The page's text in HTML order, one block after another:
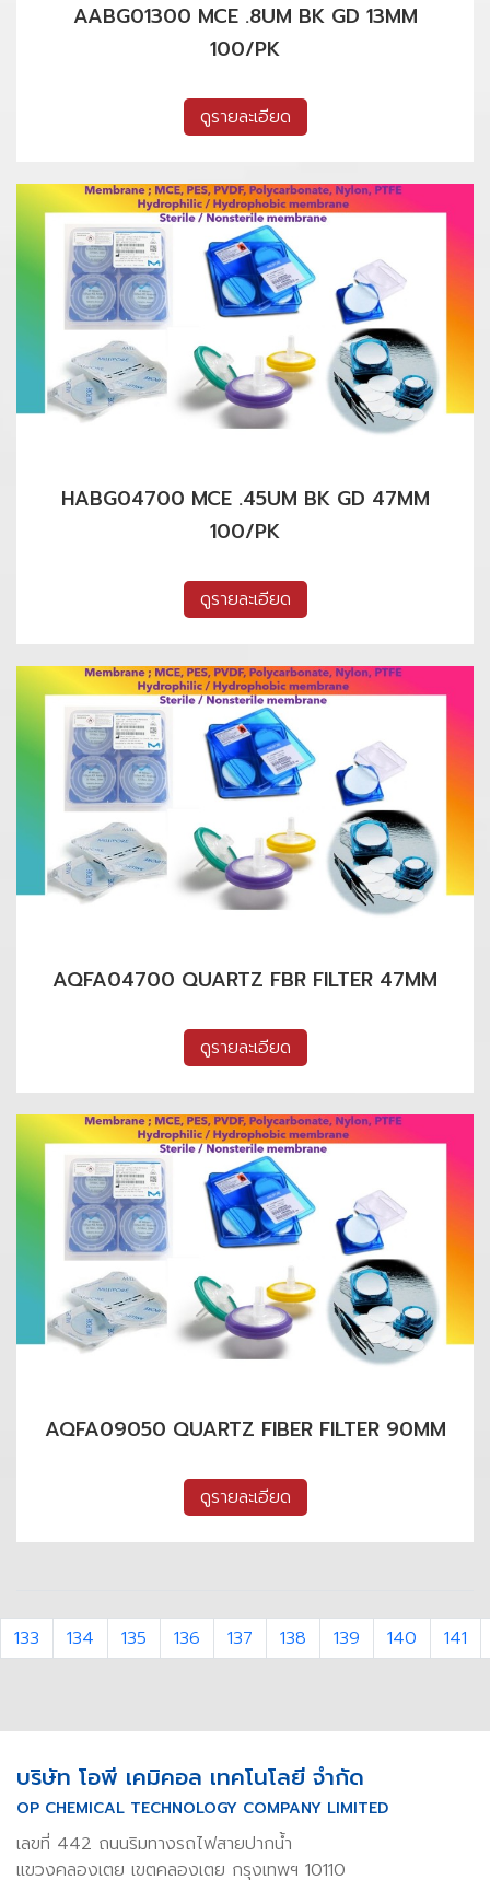
AABG01300 MCE .8UM BK GD 13MM
100/PK
ดูรายละเอียด
HABG04700 MCE .45UM BK GD 47MM
100/PK
ดูรายละเอียด
AQFA04700 QUARTZ FBR FILTER 47MM
ดูรายละเอียด
AQFA09050 QUARTZ FIBER FILTER 90MM
ดูรายละเอียด
133 134 135 136 137 138 139 140 141
บริษัท โอพี เคมิคอล เทคโนโลยี จำกัด
OP CHEMICAL TECHNOLOGY COMPANY LIMITED
เลขที่ 442 ถนนริมทางรถไฟสายปากน้ำ
แขวงคลองเตย เขตคลองเตย กรุงเทพฯ 10110